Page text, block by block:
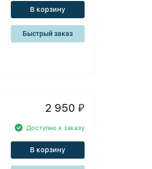
В корзину
Быстрый заказ
2 950 ₽
Доступно к заказу
В корзину